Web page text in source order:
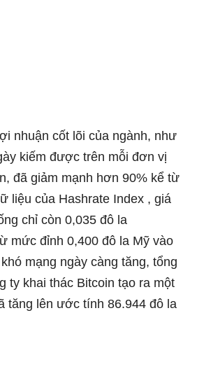
nhuận cốt lõi của ngành, như
kiếm được trên mỗi đơn vị
đã giảm mạnh hơn 90% kể từ
liệu của Hashrate Index , giá
chỉ còn 0,035 đô la
mức đỉnh 0,400 đô la Mỹ vào
mạng ngày càng tăng, tổng
ty khai thác Bitcoin tạo ra một
tăng lên ước tính 86.944 đô la